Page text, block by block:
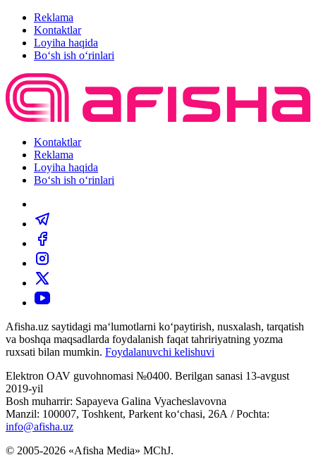
Reklama
Kontaktlar
Loyiha haqida
Bo‘sh ish o‘rinlari
Kontaktlar
Reklama
Loyiha haqida
Bo‘sh ish o‘rinlari
Afisha.uz saytidagi ma‘lumotlarni ko‘paytirish, nusxalash, tarqatish
va boshqa maqsadlarda foydalanish faqat tahririyatning yozma
ruxsati bilan mumkin. Foydalanuvchi kelishuvi
Elektron OAV guvohnomasi №0400. Berilgan sanasi 13-avgust
2019-yil
Bosh muharrir: Sapayeva Galina Vyacheslavovna
Manzil: 100007, Toshkent, Parkent ko‘chasi, 26А / Pochta:
info@afisha.uz
© 2005-2026 «Afisha Media» MChJ.